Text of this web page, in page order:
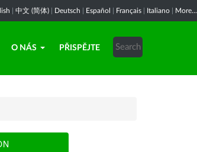
中文 (简体) Deutsch Español Français Italiano More...
O NÁS PŘISPĚJTE